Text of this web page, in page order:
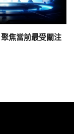
焦當前最受關注